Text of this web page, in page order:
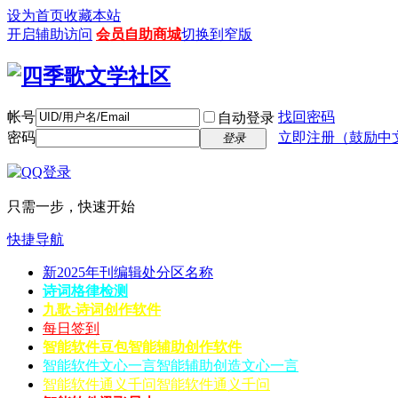
设为首页收藏本站
开启辅助访问 会员自助商城切换到窄版
帐号 自动登录 找回密码
密码
登录 立即注册（鼓励中
只需一步，快速开始
快捷导航
新2025年刊编辑处分区名称
诗词格律检测
九歌-诗词创作软件
每日签到
智能软件豆包智能辅助创作软件
智能软件文心一言智能辅助创造文心一言
智能软件通义千问智能软件通义千问